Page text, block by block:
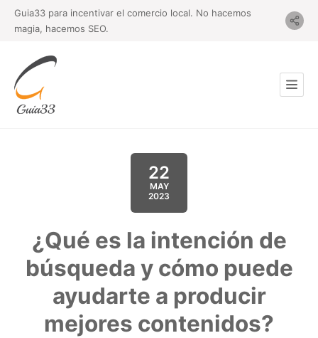
Guia33 para incentivar el comercio local. No hacemos
magia, hacemos SEO.
22
MAY
2023
¿Qué es la intención de
búsqueda y cómo puede
ayudarte a producir
mejores contenidos?